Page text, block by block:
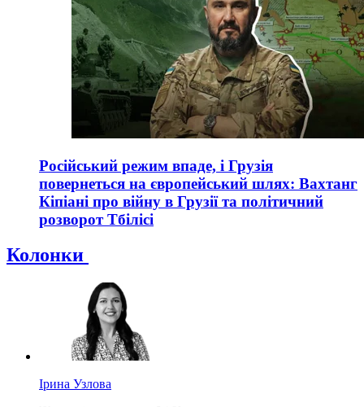
Російський режим впаде, і Грузія
повернеться на європейський шлях: Вахтанг
Кіпіані про війну в Грузії та політичний
розворот Тбілісі
Колонки
Ірина Узлова